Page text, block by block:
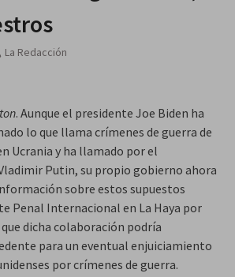
La Redacción
. Aunque el presidente Joe Biden ha
lo que llama crímenes de guerra de
Ucrania y ha llamado por el
Putin, su propio gobierno ahora
sobre estos supuestos
Penal Internacional en La Haya por
dicha colaboración podría
para un eventual enjuiciamiento
por crímenes de guerra.